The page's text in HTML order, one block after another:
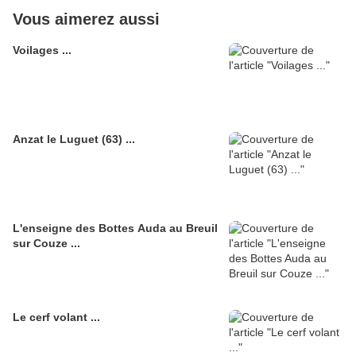
Vous aimerez aussi
Voilages ...
Anzat le Luguet (63) ...
L'enseigne des Bottes Auda au Breuil
sur Couze ...
Le cerf volant ...